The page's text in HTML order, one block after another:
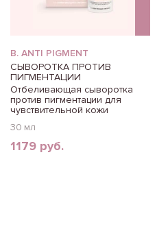
B. ANTI PIGMENT
СЫВОРОТКА ПРОТИВ
ПИГМЕНТАЦИИ
Отбеливающая сыворотка
против пигментации для
чувствительной кожи
30 мл
1179 руб.